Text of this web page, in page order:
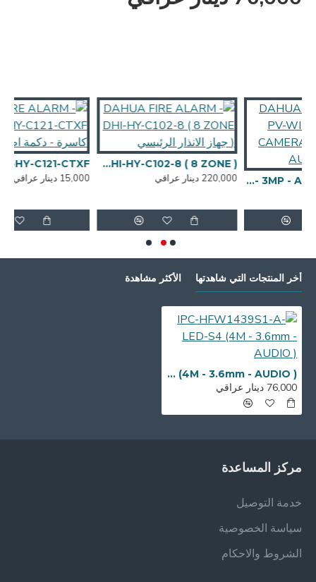
DAHUA DH-P3D-3F-PV-WIF ( PTZ - DUAL CAMERA - PTZ - 3MP - AUTO TRACING )
DAHUA FIRE ALARM - DHI-HY-C102-8 ( 8 ZONE ) جهاز الانذار الرئيسي
220,000 دينار عراقي
أخر المنتجات التي شاهدتها الأكثر مشاهدة
IPC-HFW1439S1-A-LED-S4 (4M - 3.6mm - AUDIO )
76,000 دينار عراقي
مركز المساعدة
خدمة التوصيل
سياسة الخصوصية
الشروط والاحكام